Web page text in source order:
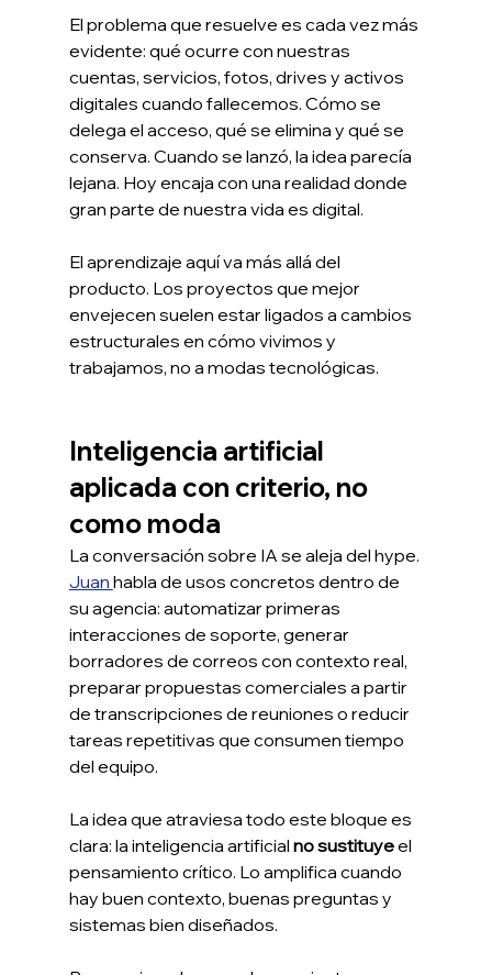
El problema que resuelve es cada vez más
evidente: qué ocurre con nuestras
cuentas, servicios, fotos, drives y activos
digitales cuando fallecemos. Cómo se
delega el acceso, qué se elimina y qué se
conserva. Cuando se lanzó, la idea parecía
lejana. Hoy encaja con una realidad donde
gran parte de nuestra vida es digital.
El aprendizaje aquí va más allá del
producto. Los proyectos que mejor
envejecen suelen estar ligados a cambios
estructurales en cómo vivimos y
trabajamos, no a modas tecnológicas.
Inteligencia artificial
aplicada con criterio, no
como moda
La conversación sobre IA se aleja del hype.
Juan habla de usos concretos dentro de
su agencia: automatizar primeras
interacciones de soporte, generar
borradores de correos con contexto real,
preparar propuestas comerciales a partir
de transcripciones de reuniones o reducir
tareas repetitivas que consumen tiempo
del equipo.
La idea que atraviesa todo este bloque es
clara: la inteligencia artificial no sustituye el
pensamiento crítico. Lo amplifica cuando
hay buen contexto, buenas preguntas y
sistemas bien diseñados.